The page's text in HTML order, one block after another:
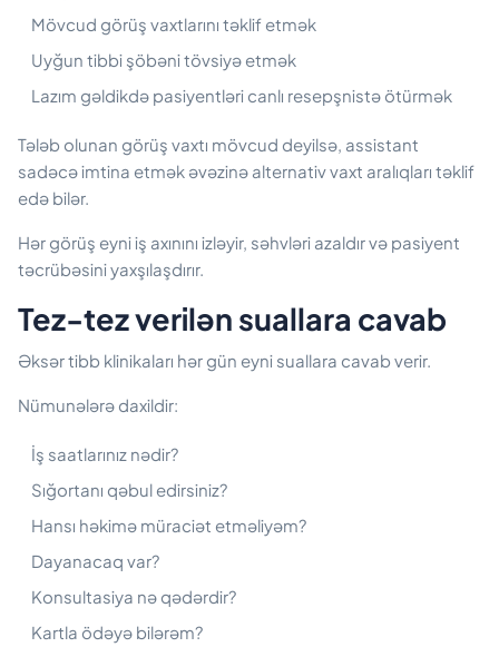
Mövcud görüş vaxtlarını təklif etmək
Uyğun tibbi şöbəni tövsiyə etmək
Lazım gəldikdə pasiyentləri canlı resepşnistə ötürmək
Tələb olunan görüş vaxtı mövcud deyilsə, assistant
sadəcə imtina etmək əvəzinə alternativ vaxt aralıqları təklif
edə bilər.
Hər görüş eyni iş axınını izləyir, səhvləri azaldır və pasiyent
təcrübəsini yaxşılaşdırır.
Tez-tez verilən suallara cavab
Əksər tibb klinikaları hər gün eyni suallara cavab verir.
Nümunələrə daxildir:
İş saatlarınız nədir?
Sığortanı qəbul edirsiniz?
Hansı həkimə müraciət etməliyəm?
Dayanacaq var?
Konsultasiya nə qədərdir?
Kartla ödəyə bilərəm?